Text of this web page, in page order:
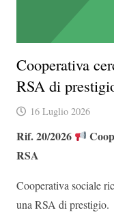
Cooperativa
RSA di
16 Luglio 2026
Rif. 20/2026
RSA
Cooperativa sociale
una RSA di prestigio.